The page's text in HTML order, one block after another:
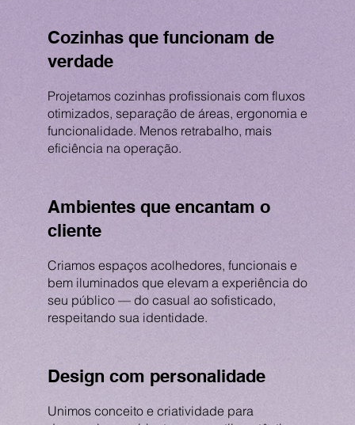
Projetamos cozinhas profissionais com fluxos
otimizados, separação de áreas, ergonomia e
funcionalidade. Menos retrabalho, mais
eficiência na operação.
Cozinhas que funcionam de
verdade
Criamos espaços acolhedores, funcionais e
bem iluminados que elevam a experiência do
seu público — do casual ao sofisticado,
respeitando sua identidade.
Ambientes que encantam o
cliente
Unimos conceito e criatividade para
Design com personalidade